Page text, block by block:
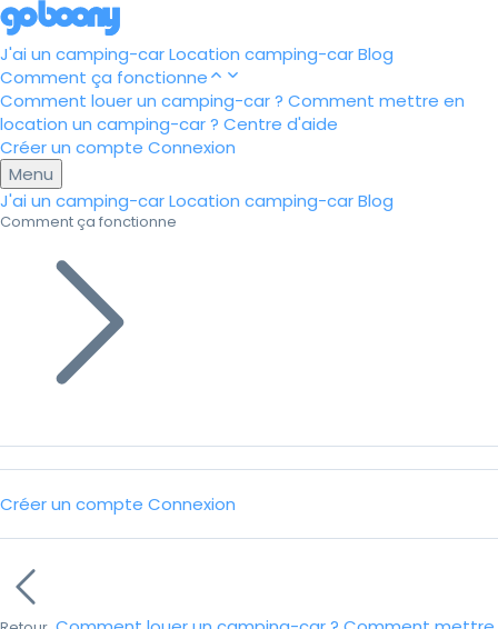
J'ai un camping-carLocation camping-carBlog
Comment ça fonctionne
Comment louer un camping-car ? Comment mettre en
location un camping-car ? Centre d'aide
Créer un compte Connexion
Menu
J'ai un camping-carLocation camping-carBlog
Comment ça fonctionne
Créer un compte Connexion